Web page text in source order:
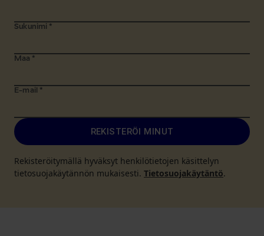
Sukunimi *
Maa *
E-mail *
REKISTERÖI MINUT
Rekisteröitymällä hyväksyt henkilötietojen käsittelyn
tietosuojakäytännön mukaisesti. Tietosuojakäytäntö.